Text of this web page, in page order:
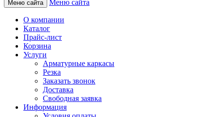
Меню сайта Меню сайта
О компании
Каталог
Прайс-лист
Корзина
Услуги
Арматурные каркасы
Резка
Заказать звонок
Доставка
Свободная заявка
Информация